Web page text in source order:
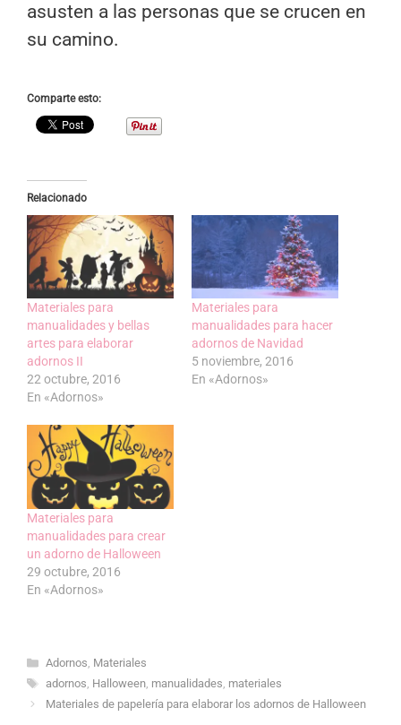
asusten a las personas que se crucen en
su camino.
Comparte esto:
Relacionado
Materiales para
manualidades y bellas
artes para elaborar
adornos II
22 octubre, 2016
En «Adornos»
Materiales para
manualidades para hacer
adornos de Navidad
5 noviembre, 2016
En «Adornos»
Materiales para
manualidades para crear
un adorno de Halloween
29 octubre, 2016
En «Adornos»
Categorías
Adornos, Materiales
Etiquetas
adornos, Halloween, manualidades, materiales
Materiales de papelería para elaborar los adornos de Halloween